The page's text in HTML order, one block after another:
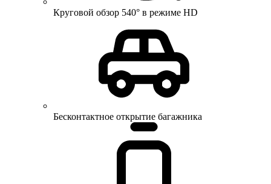
Круговой обзор 540° в режиме HD
Бесконтактное открытие багажника